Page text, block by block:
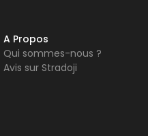
A Propos
Qui sommes-nous ?
Avis sur Stradoji